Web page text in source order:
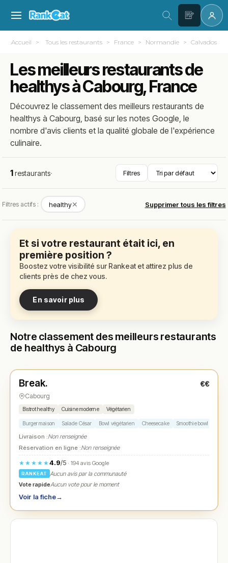
Accueil Tous les restaurants France Normandie Calvados
Les meilleurs restaurants de
healthys à Cabourg, France
Découvrez le classement des meilleurs restaurants de
healthys à Cabourg, basé sur les notes Google, le
nombre d'avis clients et la qualité globale de l'expérience
culinaire.
1restaurants· Filtres
Filtres actifs : healthy✕ Supprimer tous les filtres
Et si votre restaurant était ici, en
première position ?
Boostez votre visibilité sur Rankeat et attirez plus de
clients près de chez vous.
En savoir plus
Notre classement des meilleurs restaurants
de healthys à Cabourg
★ N° 1
Break. €€
Cabourg
Bistrot healthy Cuisine moderne Végétarien
Burger maison Salade César Bowl végétarien Cheesecake Smoothie bowl
Livraison :Non renseignée
Réservation en ligne :Non renseignée
★★★★★4.9/5· 194 avis Google
RANKEAT
Aucun avis par la communauté
Vote rapideAucun vote pour le moment
Voir la fiche→